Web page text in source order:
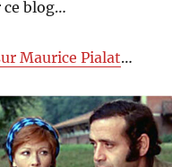
ce blog…
Maurice Pialat…